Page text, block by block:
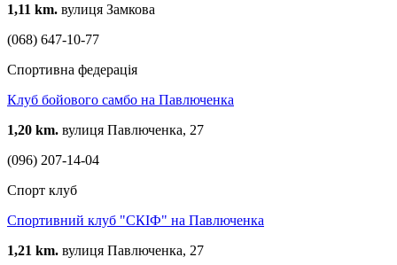
1,11 km. вулиця Замкова
(068) 647-10-77
Спортивна федерація
Клуб бойового самбо на Павлюченка
1,20 km. вулиця Павлюченка, 27
(096) 207-14-04
Спорт клуб
Спортивний клуб "СКІФ" на Павлюченка
1,21 km. вулиця Павлюченка, 27